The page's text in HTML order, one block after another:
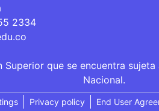
2334
que se encuentra
Nacional.
Privacy policy End User